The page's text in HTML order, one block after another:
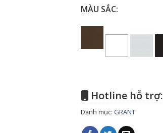
MÀU SẮC:
Hotline hỗ trợ:
Danh mục: GRANT